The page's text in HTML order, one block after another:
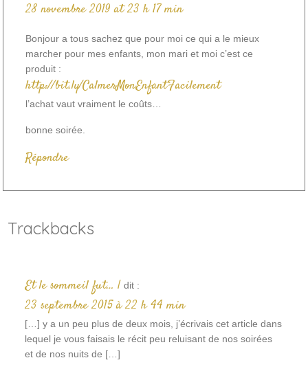
28 novembre 2019 at 23 h 17 min
Bonjour a tous sachez que pour moi ce qui a le mieux
marcher pour mes enfants, mon mari et moi c’est ce
produit :
http://bit.ly/CalmerMonEnfantFacilement
l’achat vaut vraiment le coûts…
bonne soirée.
Répondre
Trackbacks
Et le sommeil fut… | dit :
23 septembre 2015 à 22 h 44 min
[…] y a un peu plus de deux mois, j’écrivais cet article dans
lequel je vous faisais le récit peu reluisant de nos soirées
et de nos nuits de […]